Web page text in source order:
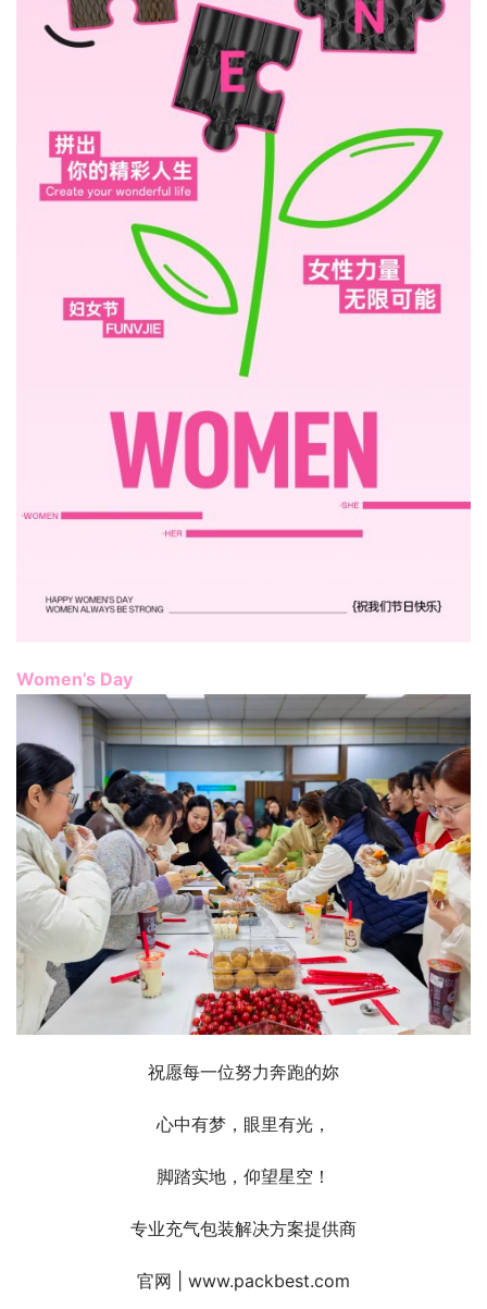
Women’s Day
祝愿每一位努力奔跑的妳
心中有梦，眼里有光，
脚踏实地，仰望星空！
专业充气包装解决方案提供商
官网 | www.packbest.com